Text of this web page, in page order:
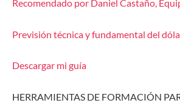
Recomendado por Daniel Castaño,
Previsión técnica y fundamental del
Descargar mi guía
HERRAMIENTAS DE FORMACIÓN